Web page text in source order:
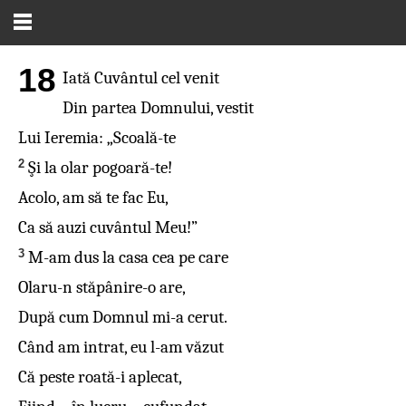
18 Iată Cuvântul cel venit
Din partea Domnului, vestit
Lui Ieremia: „Scoală-te
2 Şi la olar pogoară-te!
Acolo, am să te fac Eu,
Ca să auzi cuvântul Meu!”
3 M-am dus la casa cea pe care
Olaru-n stăpânire-o are,
După cum Domnul mi-a cerut.
Când am intrat, eu l-am văzut
Că peste roată-i aplecat,